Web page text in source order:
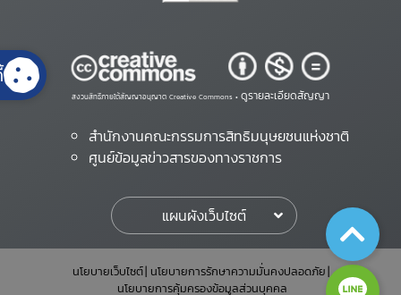
สงวนสิทธิ์ภายใต้สัญญาอนุญาต Creative Commons • ดูรายละเอียดสัญญา
สำนักงานคณะกรรมการสิทธิมนุษยชนแห่งชาติ
ศูนย์ข้อมูลข่าวสารของทางราชการ
แผนผังเว็บไซต์
นโยบายเว็บไซต์ นโยบายการรักษาความมั่นคงปลอดภัย
นโยบายการคุ้มครองข้อมูลส่วนบุคคล